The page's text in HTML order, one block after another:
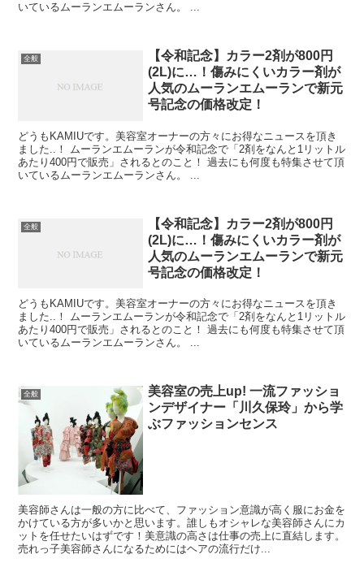
いているムーランエムーランさん。 ...
全般
【令和記念】カラー2剤が800円
(2L)に…！傷みにくいカラー剤が
人気のムーランエムーランで新元
号記念の価格改定！
どうもKAMIUです。美容室オーナーの方々にお得なニュースを頂き
ました..！ ムーランエムーランが令和記念で「2剤をなんと1リットル
あたり400円で販売」されるとのこと！ 過去にも何度も特集させて頂
いているムーランエムーランさん。 ...
全般
【令和記念】カラー2剤が800円
(2L)に…！傷みにくいカラー剤が
人気のムーランエムーランで新元
号記念の価格改定！
どうもKAMIUです。美容室オーナーの方々にお得なニュースを頂き
ました..！ ムーランエムーランが令和記念で「2剤をなんと1リットル
あたり400円で販売」されるとのこと！ 過去にも何度も特集させて頂
いているムーランエムーランさん。 ...
全般
美容室の売上up! 一流ファッショ
ンデザイナー「川久保玲」から学
ぶファッションセンス
美容師さんは一般の方に比べて、ファッション意識が高く服にお金を
かけている方が多いかと思います。誰しもオシャレな美容師さんにカ
ットを任せたいはずです！美意識の高さは仕事の売上に直結します。
売れっ子美容師さんになるためにはヘアの流行だけ...